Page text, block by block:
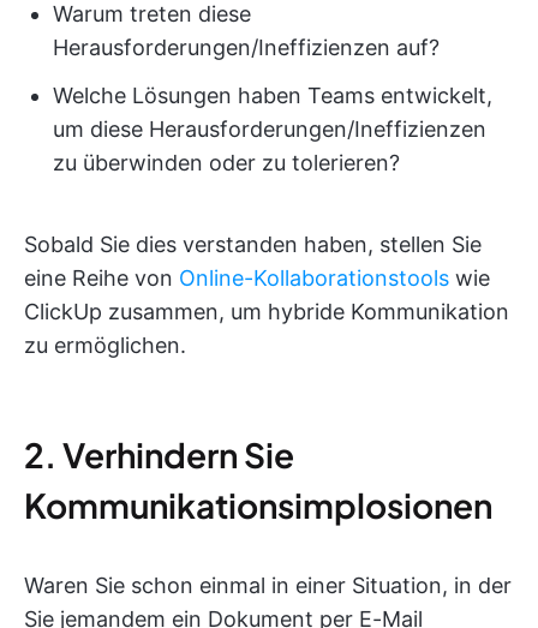
Warum treten diese
Herausforderungen/Ineffizienzen auf?
Welche Lösungen haben Teams entwickelt,
um diese Herausforderungen/Ineffizienzen
zu überwinden oder zu tolerieren?
Sobald Sie dies verstanden haben, stellen Sie
eine Reihe von Online-Kollaborationstools wie
ClickUp zusammen, um hybride Kommunikation
zu ermöglichen.
2. Verhindern Sie
Kommunikationsimplosionen
Waren Sie schon einmal in einer Situation, in der
Sie jemandem ein Dokument per E-Mail